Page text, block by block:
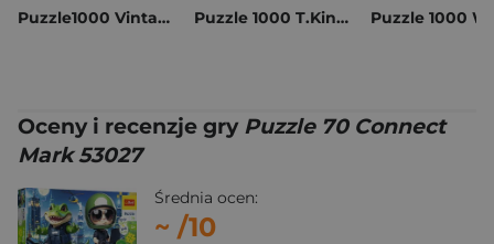
Puzzle1000 Vintage Posters Italy 58297 Puzzle 1000 T.Kinkade PQ Latarnia morska 113999
Oceny i recenzje gry Puzzle 70 Connect
Mark 53027
Średnia ocen:
~ /10